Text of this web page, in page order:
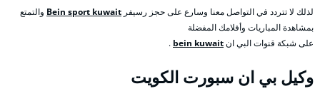
لذلك لا تتردد في التواصل معنا وسارع على حجز رسيفر Bein sport kuwait والتمتع
بمشاهدة المباريات وأفلامك المفضلة
على شبكة قنوات البي انbein kuwait
.
وكيل بي ان سبورت الكويت